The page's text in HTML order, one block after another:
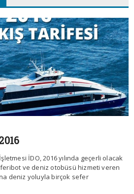
İDO, 2016 yılında geçerli olacak
feribot ve deniz otobüsü hizmeti veren
deniz yoluyla birçok sefer